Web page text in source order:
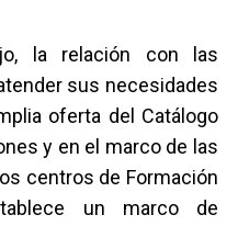
la relación con las
sus necesidades
oferta del Catálogo
y en el marco de las
centros de Formación
un marco de